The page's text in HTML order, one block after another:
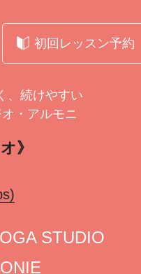
初回レッスン予約
、続けやすい
・アルモニ
》
STUDIO